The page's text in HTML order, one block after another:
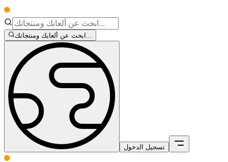
ابحث عن ألعابك ومنتجاتك...
تسجيل الدخول